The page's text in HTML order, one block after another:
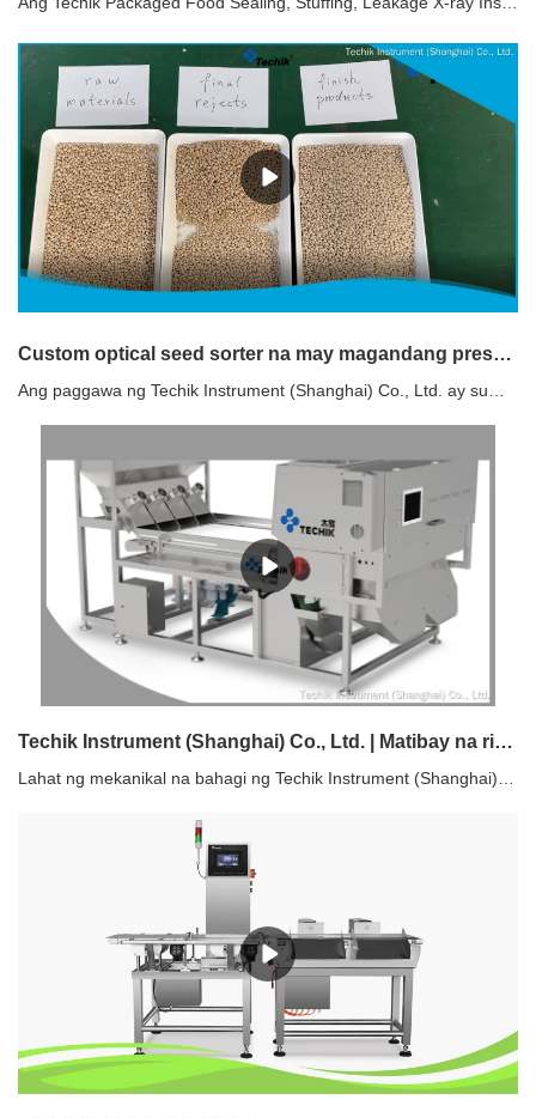
Custom optical seed sorter na may magandang presyo Tagagawa | Techik Instrument (Shanghai) Co., Ltd.
Techik Instrument (Shanghai) Co., Ltd. | Matibay na rice color sorter series